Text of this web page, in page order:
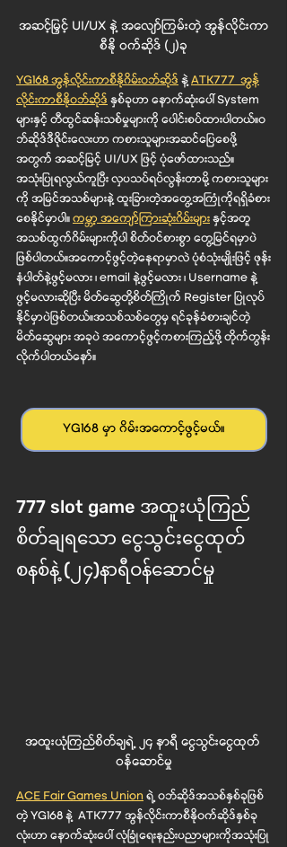
အဆင့်မြှင့် UI/UX နဲ့ အလျော်ကြမ်းတဲ့ အွန်လိုင်းကာ
စီနို ဝက်ဆိုဒ် (၂)ခု
YG168 အွန်လိုင်းကာစီနိုဂိမ်း၀ဘ်ဆိုဒ် နဲ့ ATK777  အွန်
လိုင်းကာစီနို၀ဘ်ဆိုဒ် နှစ်ခုဟာ နောက်ဆုံးပေါ် System
များနှင့် တီထွင်ဆန်းသစ်မှုများကို ပေါင်းစပ်ထားပါတယ်။ဝ
ဘ်ဆိုဒ်ဒီဇိုင်းလေးဟာ ကစားသူများအဆင်ပြေစေဖို့
အတွက် အဆင့်မြင့် UI/UX ဖြင့် ပုံဖော်ထားသည်။
အသုံးပြုရလွယ်ကူပြီး လှပသပ်ရပ်လွန်းတာမို့ ကစားသူများ
ကို အမြင်အသစ်များနဲ့ ထူးခြားတဲ့အတွေ့အကြုံကိုရရှိခံစား
စေနိုင်မှာပါ။ ကမ္ဘာ့ အကျော်ကြားဆုံးဂိမ်းများ နှင့်အတူ
အသစ်ထွက်ဂိမ်းများကိုပါ စိတ်ဝင်စားစွာ တွေ့မြင်ရမှာပဲ
ဖြစ်ပါတယ်။အကောင့်ဖွင့်တဲ့နေရာမှာလဲ ပုံစံသုံးမျိုးဖြင့် ဖုန်း
နံပါတ်နဲ့ဖွင့်မလား ၊ email နဲ့ဖွင့်မလား ၊ Username နဲ့
ဖွင့်မလားဆိုပြီး မိတ်ဆွေတို့စိတ်ကြိုက် Register ပြုလုပ်
နိုင်မှာပဲဖြစ်တယ်။အသစ်သစ်တွေမှ ရင်ခုန်ခံစားချင်တဲ့
မိတ်ဆွေများ အခုပဲ အကောင့်ဖွင့်ကစားကြည့်ဖို့ တိုက်တွန်း
လိုက်ပါတယ်နော်။
YG168 မှာ ဂိမ်းအကောင့်ဖွင့်မယ်။
777 slot game အထူးယုံကြည်
စိတ်ချရသော ငွေသွင်းငွေထုတ်
စနစ်နဲ့ (၂၄)နာရီဝန်ဆောင်မှု
အထူးယုံကြည်စိတ်ချရဲ့ ၂၄ နာရီ ငွေသွင်းငွေထုတ်
ဝန်ဆောင်မှု
ACE Fair Games Union ရဲ့ ၀ဘ်ဆိုဒ်အသစ်နှစ်ခုဖြစ်
တဲ့ YG168 နဲ့  ATK777 အွန်လိုင်းကာစီနို၀က်ဆိုဒ်နှစ်ခု
လုံးဟာ နောက်ဆုံးပေါ် လုံခြုံရေးနည်းပညာများကိုအသုံးပြု